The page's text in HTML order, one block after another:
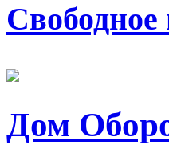
Свободное
Дом